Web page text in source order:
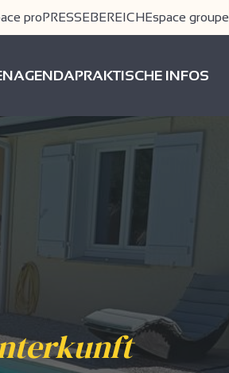
proPRESSEBEREICHEspace groupe
AGENDAPRAKTISCHE INFOS